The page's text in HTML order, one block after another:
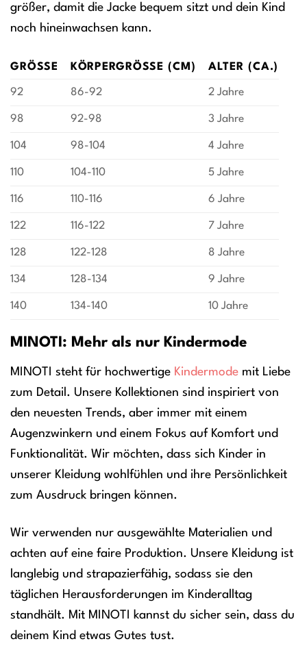
größer, damit die Jacke bequem sitzt und dein Kind
noch hineinwachsen kann.
GRÖSSE KÖRPERGRÖSSE (CM) ALTER (CA.)
92 86-92 2 Jahre
98 92-98 3 Jahre
104 98-104 4 Jahre
110 104-110 5 Jahre
116 110-116 6 Jahre
122 116-122 7 Jahre
128 122-128 8 Jahre
134 128-134 9 Jahre
140 134-140 10 Jahre
MINOTI: Mehr als nur Kindermode
MINOTI steht für hochwertige Kindermode mit Liebe
zum Detail. Unsere Kollektionen sind inspiriert von
den neuesten Trends, aber immer mit einem
Augenzwinkern und einem Fokus auf Komfort und
Funktionalität. Wir möchten, dass sich Kinder in
unserer Kleidung wohlfühlen und ihre Persönlichkeit
zum Ausdruck bringen können.
Wir verwenden nur ausgewählte Materialien und
achten auf eine faire Produktion. Unsere Kleidung ist
langlebig und strapazierfähig, sodass sie den
täglichen Herausforderungen im Kinderalltag
standhält. Mit MINOTI kannst du sicher sein, dass du
deinem Kind etwas Gutes tust.